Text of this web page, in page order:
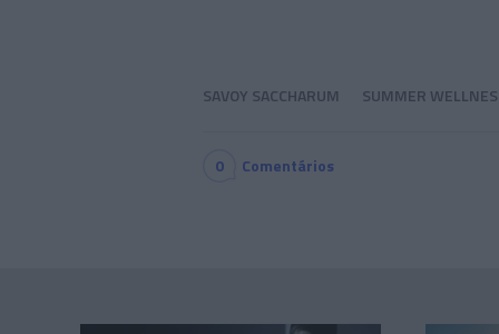
SAVOY SACCHARUM SUMMER
0 Comentários